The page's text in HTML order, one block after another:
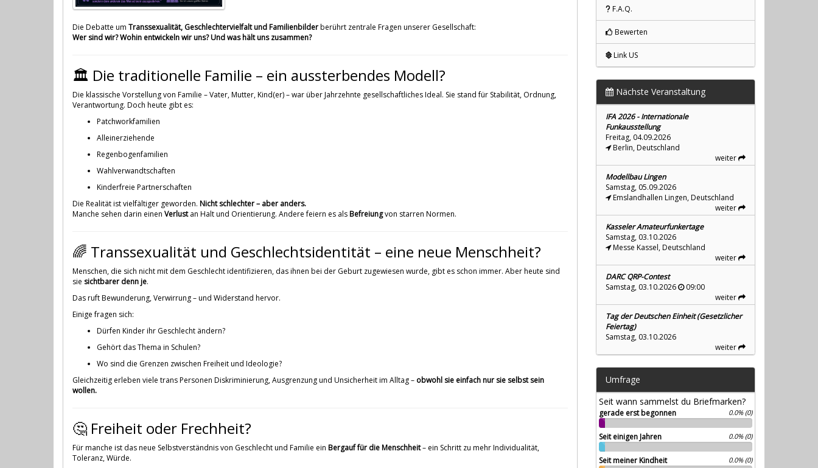
Die Debatte um Transsexualität, Geschlechtervielfalt und Familienbilderberührt zentrale Fragen unserer Gesellschaft:
Wer sind wir? Wohin entwickeln wir uns? Und was hält uns zusammen?
🏛 Die traditionelle Familie – ein aussterbendes Modell?
Die klassische Vorstellung von Familie – Vater, Mutter, Kind(er) – war über Jahrzehnte gesellschaftliches Ideal. Sie stand für Stabilität, Ordnung,
Verantwortung. Doch heute gibt es:
Patchworkfamilien
Alleinerziehende
Regenbogenfamilien
Wahlverwandtschaften
Kinderfreie Partnerschaften
Die Realität ist vielfältiger geworden. Nicht schlechter – aber anders.
Manche sehen darin einen Verlustan Halt und Orientierung. Andere feiern es alsBefreiungvon starren Normen.
🌈 Transsexualität und Geschlechtsidentität – eine neue Menschheit?
Menschen, die sich nicht mit dem Geschlecht identifizieren, das ihnen bei der Geburt zugewiesen wurde, gibt es schon immer. Aber heute sind
sie sichtbarer denn je.
Das ruft Bewunderung, Verwirrung – und Widerstand hervor.
Einige fragen sich:
Dürfen Kinder ihr Geschlecht ändern?
Gehört das Thema in Schulen?
Wo sind die Grenzen zwischen Freiheit und Ideologie?
Gleichzeitig erleben viele trans Personen Diskriminierung, Ausgrenzung und Unsicherheit im Alltag – obwohl sie einfach nur sie selbst sein
wollen.
🤔 Freiheit oder Frechheit?
Für manche ist das neue Selbstverständnis von Geschlecht und Familie ein Bergauf für die Menschheit– ein Schritt zu mehr Individualität,
Toleranz, Würde.
F.A.Q.
Bewerten
Link US
Nächste Veranstaltung
IFA 2026 - Internationale
Funkausstellung
Freitag, 04.09.2026
Berlin, Deutschland
weiter
Modellbau Lingen
Samstag, 05.09.2026
Emslandhallen Lingen, Deutschland
weiter
Kasseler Amateurfunkertage
Samstag, 03.10.2026
Messe Kassel, Deutschland
weiter
DARC QRP-Contest
Samstag, 03.10.2026
09:00
weiter
Tag der Deutschen Einheit (Gesetzlicher
Feiertag)
Samstag, 03.10.2026
weiter
Umfrage
Seit wann sammelst du Briefmarken?
gerade erst begonnen 0.0% (0)
Seit einigen Jahren 0.0% (0)
Seit meiner Kindheit 0.0% (0)